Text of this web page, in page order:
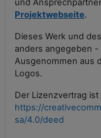
und
Projektwebseite.
Dieses Werk und
anders angegeben
Ausgenommen aus
Logos.
Der Lizenzvertrag
https://
sa/4.0/deed